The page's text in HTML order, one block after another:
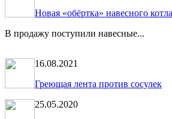
Новая «обёртка» навесного котла
В продажу поступили навесные...
16.08.2021
Греющая лента против сосулек
25.05.2020